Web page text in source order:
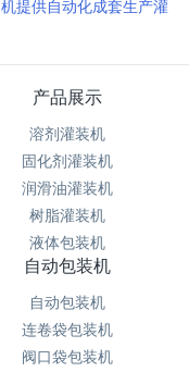
提供自动化成套生产灌
产品展示
溶剂灌装机
固化剂灌装机
润滑油灌装机
树脂灌装机
液体包装机
自动包装机
自动包装机
连卷袋包装机
阀口袋包装机